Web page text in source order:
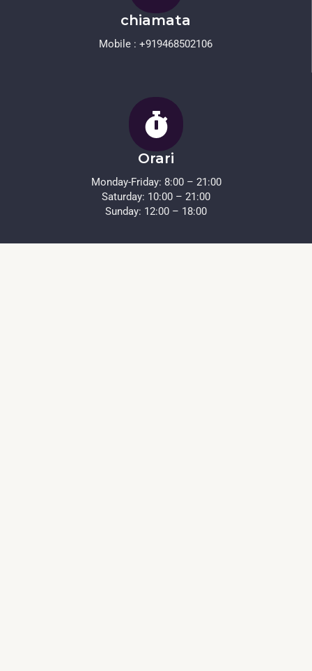
chiamata
Mobile : +919468502106
Orari
Monday-Friday: 8:00 – 21:00
Saturday: 10:00 – 21:00
Sunday: 12:00 – 18:00